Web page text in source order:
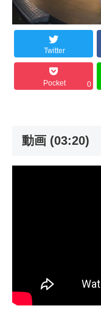
Twitter
Pocket 0
動画 (03:20)